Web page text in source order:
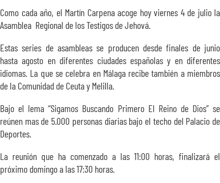
TRANSPARENCIA
Como cada año, el Martín Carpena acoge hoy viernes 4 de julio la
Asamblea Regional de los Testigos de Jehová.
Estas series de asambleas se producen desde finales de junio
hasta agosto en diferentes ciudades españolas y en diferentes
idiomas. La que se celebra en Málaga recibe también a miembros
de la Comunidad de Ceuta y Melilla.
Bajo el lema “Sigamos Buscando Primero El Reino de Dios” se
reúnen mas de 5.000 personas diarias bajo el techo del Palacio de
Deportes.
La reunión que ha comenzado a las 11:00 horas, finalizará el
próximo domingo a las 17:30 horas.